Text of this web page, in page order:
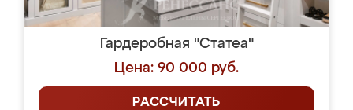
Гардеробная "Статеа"
Цена: 90 000 руб.
РАССЧИТАТЬ